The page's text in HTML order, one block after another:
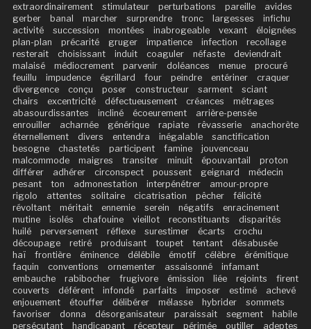
extraordinairement
stimulateur perturbations pareille
avides
gerber
banal marcher surprendre tronc largesses
infichu
activité
succession montées inabrogeable vexant
éloignées
plan-plan
précarité gruger impatience infection
recollage
resterait
choisissant induit coaguler néfaste
deviendrait
malaisé
médiocrement parvenir doléances menue
procuré
feuillu
impudence égrillard four peindre entériner
craquer
divergence
conçu poser constructeur sarment
sciant
chairs
excentricité défectueusement créances
métrages
abasourdissantes
incliné écoeurement
arrière-pensée
enrouiller
acharnée générique rapiate rêvasserie
anachorète
éternellement
divers entendra inégalable
sanctification
besogne
chastetés participent famine
jouvenceau
malcommode
maigres transiter minuit épouvantail
proton
différer
adhérer circonspect poussent geignard
médecin
pesant
ton admonestation interpénétrer
amour-propre
rigolo
attentes solitaire cicatrisation pêcher
félicité
révoltant
méritait ennemie serein négatifs
enracinement
mutine
isolés chafouine vieillot reconstituants
disparités
huilé
perversement réflexe surestimer écarts
crochu
découpage
retiré produisant toupet tentant
désabusée
haï
frontière éminence délébile émotif célèbre
érémitique
faquin
conventions ornementer assaisonné
infamant
embauche
rabibocher frugivore émission liée rejoints
firent
couverts
déférent infondé parfaits imposer estimé
achevé
enjouement
étouffer délibérer mélasse hybrider
sommets
favoriser
donna désorganisateur paraissait segment
habile
persécutant
handicapant récepteur périmée outiller
adeptes